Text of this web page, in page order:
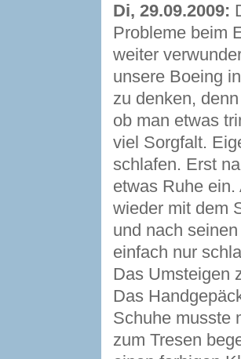
Di, 29.09.2009:
Probleme beim
weiter
unsere Boeing
zu denken,
ob man etwas
viel Sorgfalt.
schlafen. Erst
etwas Ruhe
wieder mit dem
und nach
einfach nur
Das Umsteigen
Das
Schuhe musste
zum Tresen